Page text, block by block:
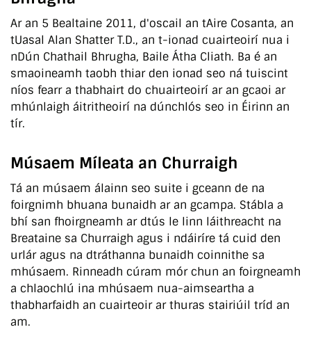
Ar an 5 Bealtaine 2011, d'oscail an tAire Cosanta, an
tUasal Alan Shatter T.D., an t-ionad cuairteoirí nua i
nDún Chathail Bhrugha, Baile Átha Cliath. Ba é an
smaoineamh taobh thiar den ionad seo ná tuiscint
níos fearr a thabhairt do chuairteoirí ar an gcaoi ar
mhúnlaigh áitritheoirí na dúnchlós seo in Éirinn an
tír.
Músaem Míleata an Churraigh
Tá an músaem álainn seo suite i gceann de na
foirgnimh bhuana bunaidh ar an gcampa. Stábla a
bhí san fhoirgneamh ar dtús le linn láithreacht na
Breataine sa Churraigh agus i ndáiríre tá cuid den
urlár agus na dtráthanna bunaidh coinnithe sa
mhúsaem. Rinneadh cúram mór chun an foirgneamh
a chlaochlú ina mhúsaem nua-aimseartha a
thabharfaidh an cuairteoir ar thuras stairiúil tríd an
am.